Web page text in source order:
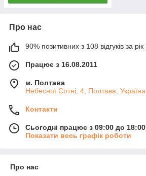
Про нас
90% позитивних з 108 відгуків за рік
Працює з 16.08.2011
м. Полтава
Небесної Сотні, 4, Полтава, Україна
Контакти
Сьогодні працює з 09:00 до 18:00
Показати весь графік роботи
Про нас